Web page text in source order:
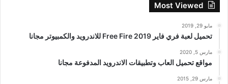
Most Viewed
مايو 29, 2019
تحميل لعبة فري فاير Free Fire 2019 للاندرويد والكمبيوتر مجانا
مارس 5, 2020
مواقع تحميل العاب وتطبيقات الاندرويد المدفوعة مجانا
مارس 29, 2015